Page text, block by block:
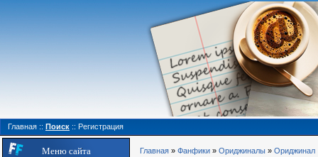
Главная :: Поиск :: Регистрация
Меню сайта Главная » Фанфики » Ориджиналы » Ориджинал